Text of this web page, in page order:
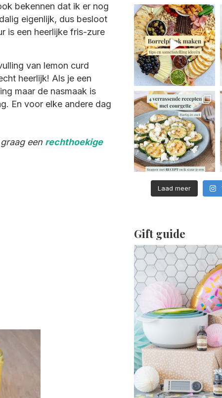
bekennen dat ik er nog
eigenlijk, dus besloot
is een heerlijke fris-zure
van lemon curd
heerlijk! Als je een
maar de nasmaak is
En voor elke andere dag
een rechthoekige
Laad meer
Gift guide